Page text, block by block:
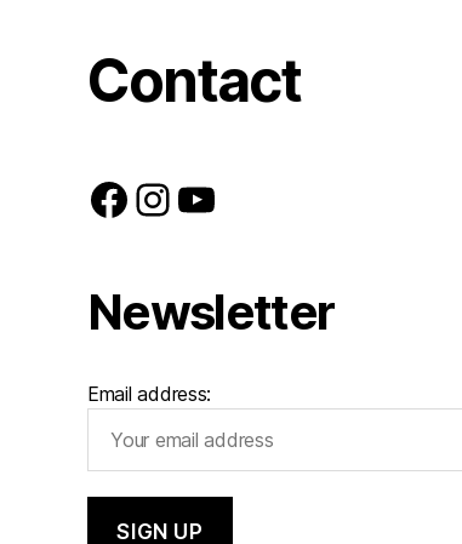
Contact
Facebook
Instagram
YouTube
Newsletter
Email address: